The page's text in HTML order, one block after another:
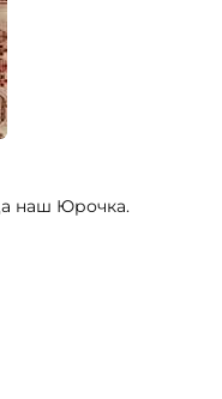
наш Юрочка.